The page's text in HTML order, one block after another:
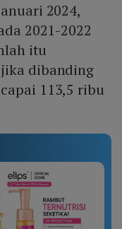
2024,
2021-2022
itu
dibanding
113,5 ribu